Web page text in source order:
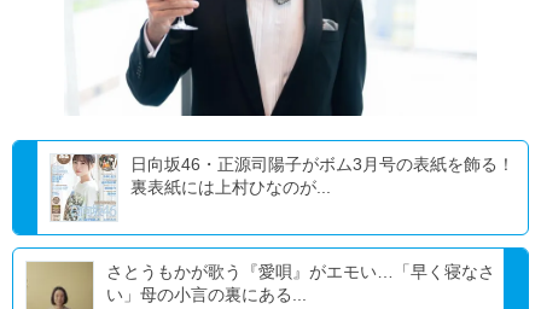
日向坂46・正源司陽子がボム3月号の表紙を飾る！
裏表紙には上村ひなのが...
さとうもかが歌う『愛唄』がエモい…「早く寝なさ
い」母の小言の裏にある...